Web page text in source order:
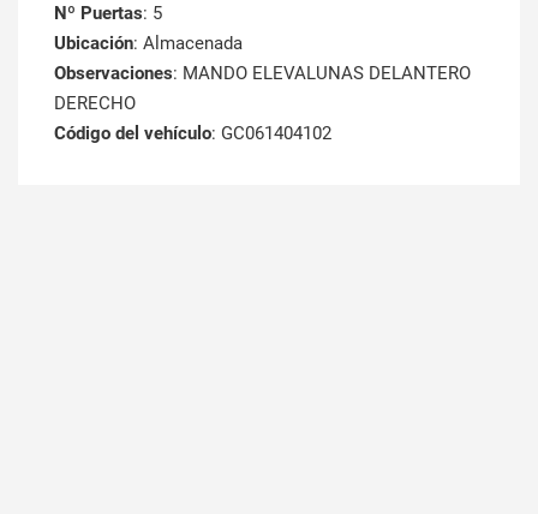
Nº Puertas: 5
Ubicación: Almacenada
Observaciones: MANDO ELEVALUNAS DELANTERO
DERECHO
Código del vehículo: GC061404102